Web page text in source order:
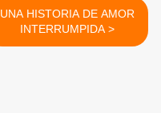
UNA HISTORIA DE AMOR
INTERRUMPIDA >